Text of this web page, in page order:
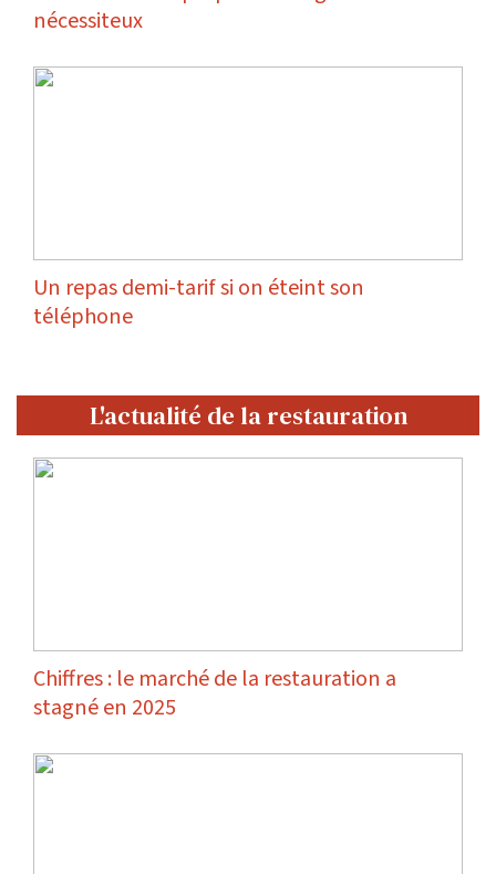
nécessiteux
Un repas demi-tarif si on éteint son
téléphone
L'actualité de la restauration
Chiffres : le marché de la restauration a
stagné en 2025